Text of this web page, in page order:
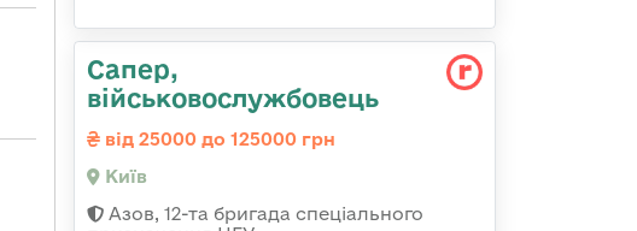
Сапер,
військовослужбовець
від 25000 до 125000 грн
Київ
Азов, 12-та бригада спеціального